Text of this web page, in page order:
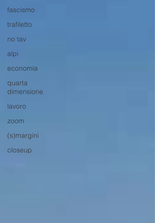
fascismo
trafiletto
no tav
alpi
economia
quarta
dimensione
lavoro
zoom
(s)margini
closeup